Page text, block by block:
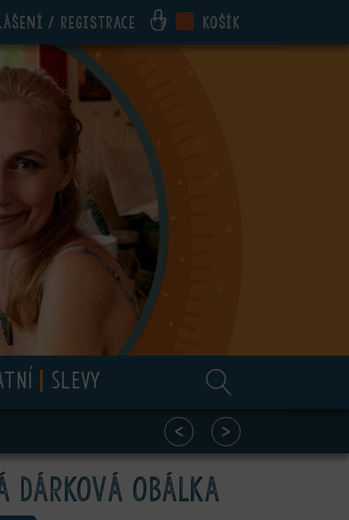
/ registrace Košík
SLEVY
< >
dárková obálka